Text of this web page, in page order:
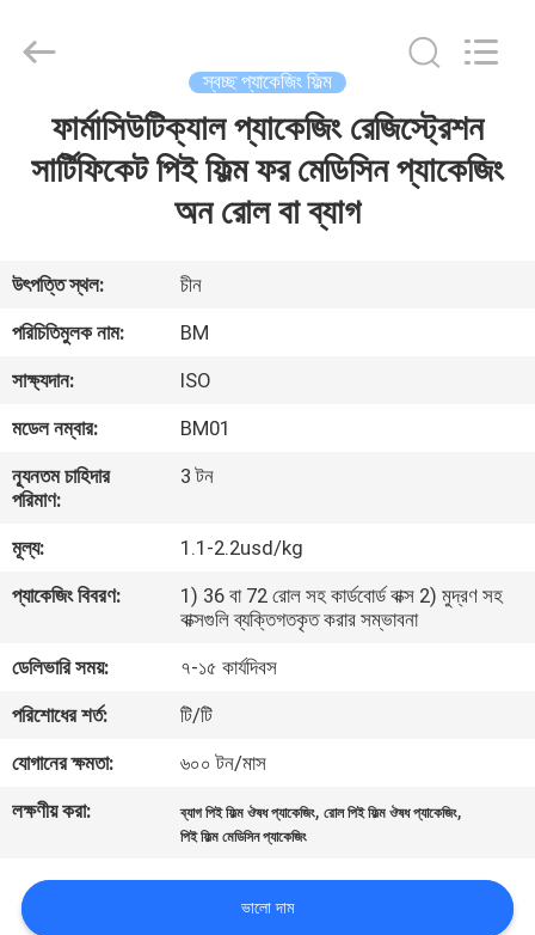
ভিডিও
সম্বন্ধে
কারখানা
গুণমান
আমাদের
সাথে
যোগাযোগ
খবর
Exporting
Reserved.
স্বচ্ছ প্যাকেজিং ফিল্ম
ফার্মাসিউটিক্যাল প্যাকেজিং রেজিস্ট্রেশন
সার্টিফিকেট পিই ফিল্ম ফর মেডিসিন প্যাকেজিং
অন রোল বা ব্যাগ
উৎপত্তি স্থল:
চীন
পরিচিতিমুলক নাম:
BM
সাক্ষ্যদান:
ISO
মডেল নম্বার:
BM01
ন্যূনতম চাহিদার
পরিমাণ:
3 টন
মূল্য:
1.1-2.2usd/kg
প্যাকেজিং বিবরণ:
1) 36 বা 72 রোল সহ কার্ডবোর্ড বাক্স 2) মুদ্রণ সহ
বাক্সগুলি ব্যক্তিগতকৃত করার সম্ভাবনা
ডেলিভারি সময়:
৭-১৫ কার্যদিবস
পরিশোধের শর্ত:
টি/টি
যোগানের ক্ষমতা:
৬০০ টন/মাস
লক্ষণীয় করা:
ব্যাগ পিই ফিল্ম ঔষধ প্যাকেজিং,রোল পিই ফিল্ম ঔষধ প্যাকেজিং,
পিই ফিল্ম মেডিসিন প্যাকেজিং
ভালো দাম